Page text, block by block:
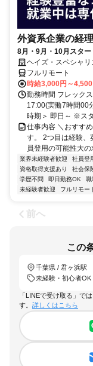
外資系企業の経
8月・9月・10月スタ
大／700万～800万／
ヘイズ・スペシャ
フルリモート
時給3,000円～4,500
勤務時間 フレック
17:00(実働7時間00
時期＞ 即日～ ※ス
仕事内容 ＼おすす
す。 2つ目は経験、
員登用の可能性大
業界未経験者歓迎 社員登
資格取得支援あり
社会保
学歴不問
即日勤務OK 職
未経験者歓迎
フルリモー
前へ
この
千葉県 / 君ヶ浜駅
未経験・初心者OK
「LINEで受け取る」で
す。 詳しくはこちら